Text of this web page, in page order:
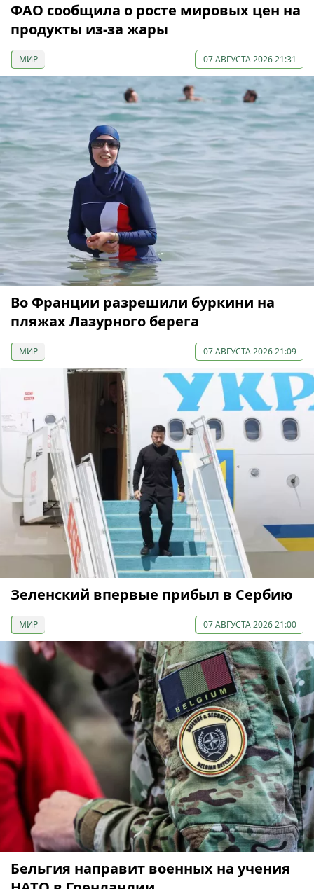
ФАО сообщила о росте мировых цен на
продукты из-за жары
МИР 07 АВГУСТА 2026 21:31
Во Франции разрешили буркини на
пляжах Лазурного берега
МИР 07 АВГУСТА 2026 21:09
Зеленский впервые прибыл в Сербию
МИР 07 АВГУСТА 2026 21:00
Бельгия направит военных на учения